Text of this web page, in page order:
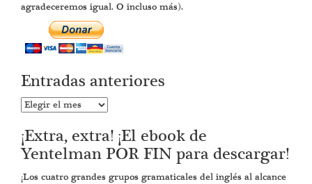
agradeceremos igual. O incluso más).
Entradas anteriores
Entradas
¡Extra, extra! ¡El ebook de
Yentelman POR FIN para descargar!
¡Los cuatro grandes grupos gramaticales del inglés al alcance